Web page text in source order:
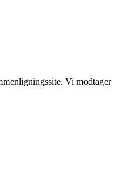
Vi modtager